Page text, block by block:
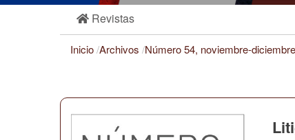
Revistas
Inicio/Archivos /Número 54, noviembre-